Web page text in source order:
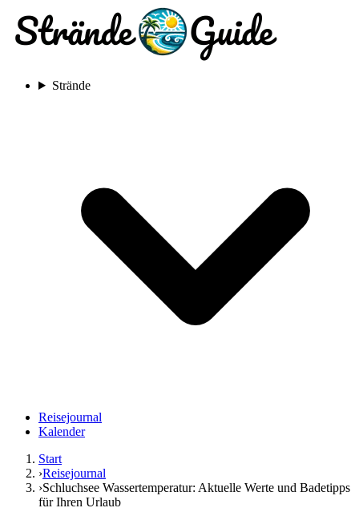
Strände
Reisejournal
Kalender
Start
›Reisejournal
›Schluchsee Wassertemperatur: Aktuelle Werte und Badetipps
für Ihren Urlaub